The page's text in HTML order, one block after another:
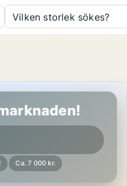
Vilken storlek sökes?
Ca. 7 000 kr.